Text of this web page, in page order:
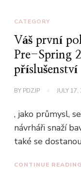
CATEGORY
Váš první
Pre-Spring
příslušenství
BY PDZJP JULY 17,
, jako průmysl,
návrháři snaží
také se
CONTINUE READING